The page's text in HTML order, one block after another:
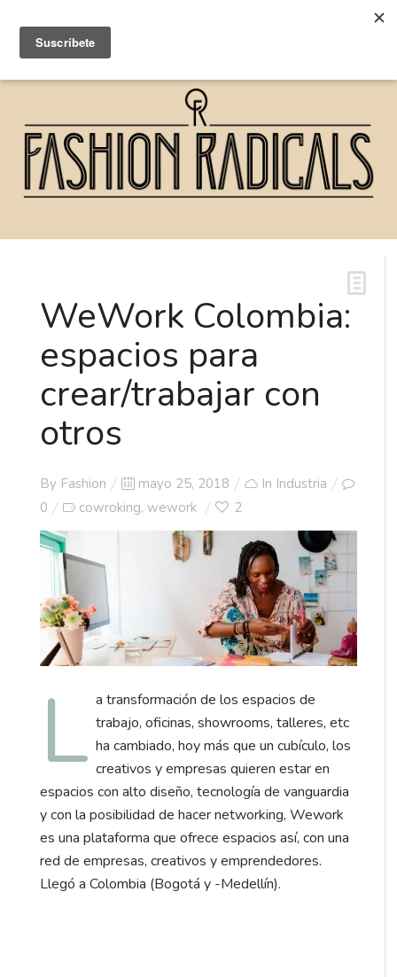
WeWork Colombia:
espacios para
crear/trabajar con
otros
By Fashion
Posted
on
mayo 25, 2018 In Industria
0
cowroking, wework 2
L a transformación de los espacios de
trabajo, oficinas, showrooms, talleres, etc
ha cambiado, hoy más que un cubículo, los
creativos y empresas quieren estar en
espacios con alto diseño, tecnología de vanguardia
y con la posibilidad de hacer networking, Wework
es una plataforma que ofrece espacios así, con una
red de empresas, creativos y emprendedores.
Llegó a Colombia (Bogotá y -Medellín).